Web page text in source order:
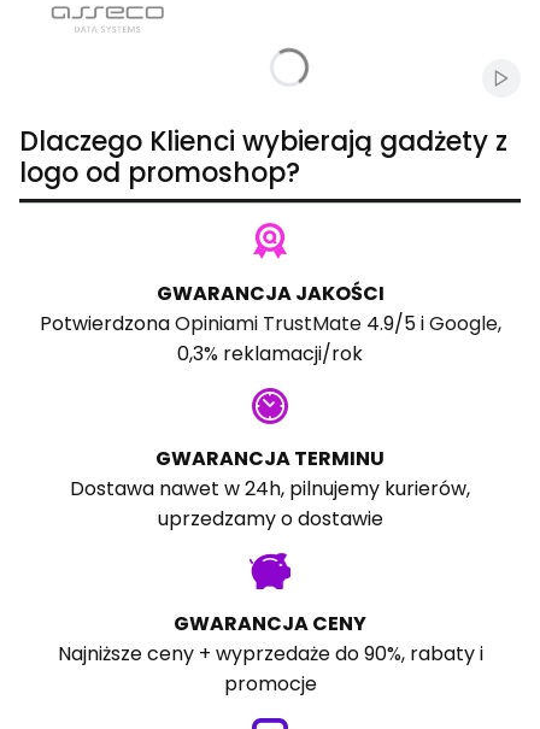
Dlaczego Klienci wybierają gadżety z
logo od promoshop?
GWARANCJA JAKOŚCI
PotwierdzonaOpiniami TrustMate4.9/5 iGoogle,
0,3% reklamacji/rok
GWARANCJA TERMINU
Dostawa nawet w 24h, pilnujemy kurierów,
uprzedzamy o dostawie
GWARANCJA CENY
Najniższe ceny + wyprzedaże do 90%, rabaty i
promocje